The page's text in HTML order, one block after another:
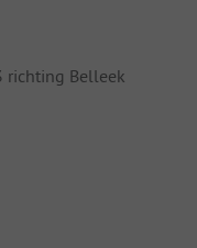
richting Belleek